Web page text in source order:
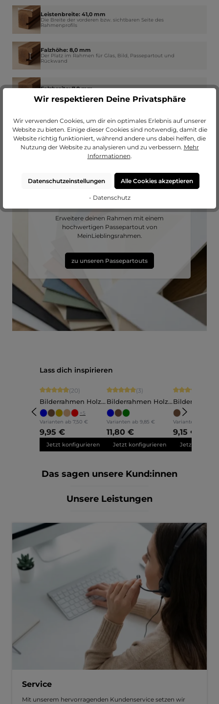
Leistenbreite: 41,0 mm
Die Breite der vorderen bzw. sichtbaren Seite des
Rahmenprofils
Falzhöhe: 8,0 mm
Der Platz im Rahmen für Glas, Bild, Passepartout und
Rückwand
Falzbreite: 7,0 mm
Wie weit der Rahmen am Rand das Glas überdeckt
Passendes Passepartout?
Erweitere deinen Rahmen mit einem
hochwertigen Passepartout von
MeinLieblingsrahmen.
zu unseren Passepartouts
Produktgalerie überspringen
Lass dich inspirieren
Durchschnittliche Bewertung von 4.9 von 5 Sternen
(20)
Bilderrahmen Holz
Ava
+5
Varianten ab 7,50 €
9,95 €
Jetzt konfigurieren
Durchschnittliche Bewertung von 5
(3)
Bilderrahmen Holz
Annelie
Varianten ab 9,85 €
11,80 €
Jetzt konfigurieren
Martha
Varianten ab
9,15 €
Jetzt
Das sagen unsere Kund:innen
Unsere Leistungen
Service
Mit unserem hervorragenden Kundenservice setzen wir
Wir respektieren Deine Privatsphäre
Wir verwenden Cookies, um dir ein optimales Erlebnis auf unserer
Website zu bieten. Einige dieser Cookies sind notwendig, damit die
Website richtig funktioniert, während andere uns dabei helfen, die
Nutzung der Website zu analysieren und zu verbessern. Mehr
Informationen.
Datenschutzeinstellungen Alle Cookies akzeptieren
- Datenschutz